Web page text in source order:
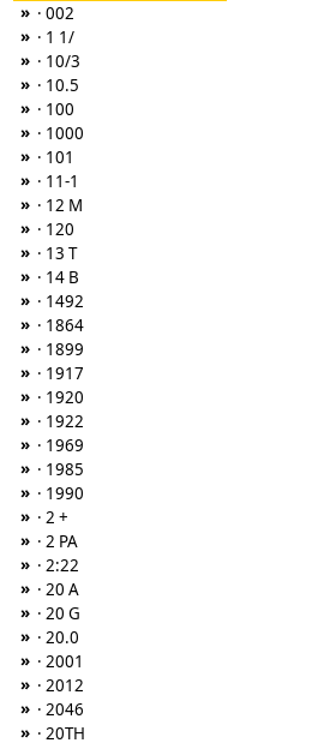
» · 002
» · 1 1/
» · 10/3
» · 10.5
» · 100
» · 1000
» · 101
» · 11-1
» · 12 M
» · 120
» · 13 T
» · 14 B
» · 1492
» · 1864
» · 1899
» · 1917
» · 1920
» · 1922
» · 1969
» · 1985
» · 1990
» · 2 +
» · 2 PA
» · 2:22
» · 20 A
» · 20 G
» · 20.0
» · 2001
» · 2012
» · 2046
» · 20TH